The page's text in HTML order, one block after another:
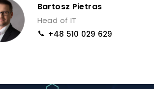
Bartosz Pietras
Head of IT
+48 510 029 629